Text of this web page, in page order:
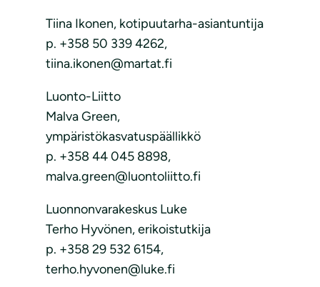
Tiina Ikonen, kotipuutarha-asiantuntija
p. +358 50 339 4262,
tiina.ikonen@martat.fi
Luonto-Liitto
Malva Green,
ympäristökasvatuspäällikkö
p. +358 44 045 8898,
malva.green@luontoliitto.fi
Luonnonvarakeskus Luke
Terho Hyvönen, erikoistutkija
p. +358 29 532 6154,
terho.hyvonen@luke.fi